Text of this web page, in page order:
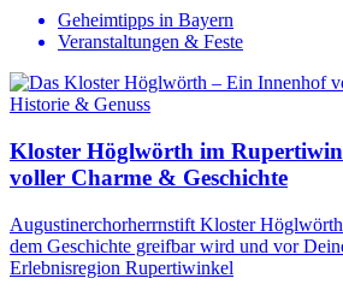
Geheimtipps in Bayern
Veranstaltungen & Feste
Kloster Höglwörth im
voller Charme & Geschichte
Augustinerchorherrnstift Kloster
dem Geschichte greifbar wird und vor
Erlebnisregion Rupertiwinkel